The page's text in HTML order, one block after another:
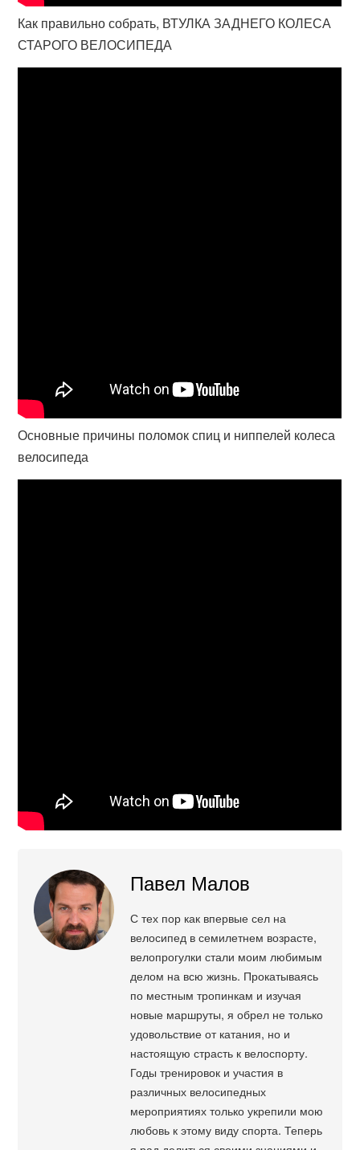
Как правильно собрать, ВТУЛКА ЗАДНЕГО КОЛЕСА
СТАРОГО ВЕЛОСИПЕДА
Основные причины поломок спиц и ниппелей колеса
велосипеда
Павел Малов
С тех пор как впервые сел на
велосипед в семилетнем возрасте,
велопрогулки стали моим любимым
делом на всю жизнь. Прокатываясь
по местным тропинкам и изучая
новые маршруты, я обрел не только
удовольствие от катания, но и
настоящую страсть к велоспорту.
Годы тренировок и участия в
различных велосипедных
мероприятиях только укрепили мою
любовь к этому виду спорта. Теперь